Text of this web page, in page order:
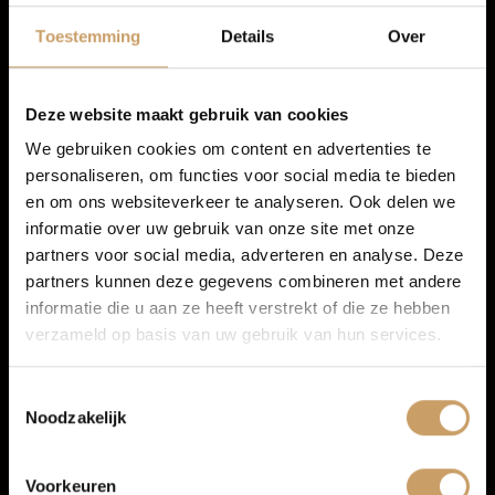
Toestemming Details Over
Deze website maakt gebruik van cookies
We gebruiken cookies om content en advertenties te
personaliseren, om functies voor social media te bieden
en om ons websiteverkeer te analyseren. Ook delen we
informatie over uw gebruik van onze site met onze
partners voor social media, adverteren en analyse. Deze
partners kunnen deze gegevens combineren met andere
informatie die u aan ze heeft verstrekt of die ze hebben
verzameld op basis van uw gebruik van hun services.
Noodzakelijk
Voorkeuren
brandstof, professionele reiniging, een BOVAG 40-punten
check en 6 maanden de Baaij garantie.
zoals een nieuwe APK, onderhoudsbeurt voor levering,
minimaal 3,5 mm profiel, professionele reiniging en 12
maanden BOVAG garantie.
Extra Zeker pakketvoor € 1.595, met onder andere een
nieuwe APK, onderhoudsbeurt, volle tank brandstof, 12
maanden pechhulp in Nederland en 24 maanden BOVAG
garantie
Elektrische occasions: standaard
een SOH-rapport
je niet gokken op accugezondheid. Daarom meet de Baaij
State of Health (SOH)
standaard bij elektrische en plug-in
Dat geeft inzicht in de conditie van de aandrijfaccu ten
Autolease
Financiering
Autoverzekeringen
Verkoop
Auto onderhoud
Over Autobedrijf De Baaij